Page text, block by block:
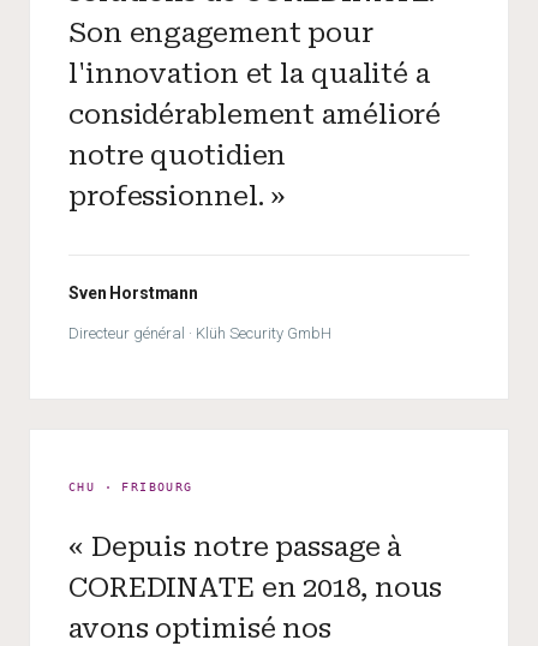
Son engagement pour
l'innovation et la qualité a
considérablement amélioré
notre quotidien
professionnel. »
Sven Horstmann
Directeur général · Klüh Security GmbH
CHU · FRIBOURG
« Depuis notre passage à
COREDINATE en 2018, nous
avons optimisé nos